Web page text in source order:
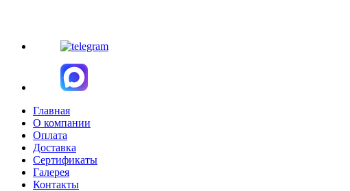
Главная
О компании
Оплата
Доставка
Сертификаты
Галерея
Контакты